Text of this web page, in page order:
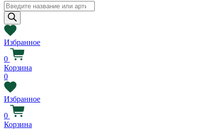
Поиск
товаров
Избранное
0
Корзина
0
Избранное
0
Корзина